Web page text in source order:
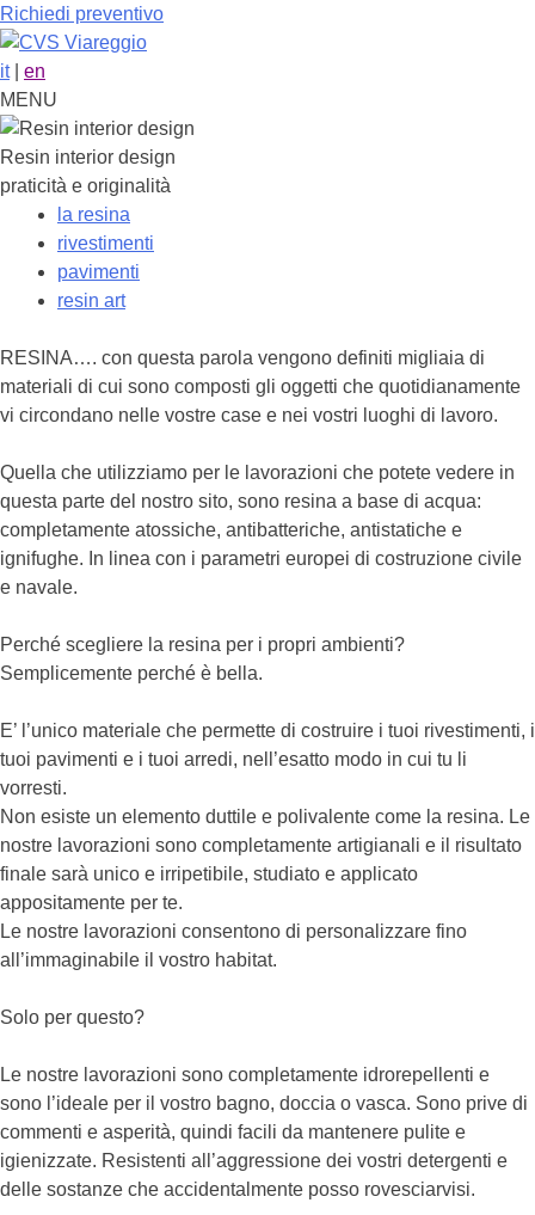
Richiedi preventivo
it| en
MENU
Resin interior design
praticità e originalità
la resina
rivestimenti
pavimenti
resin art
RESINA…. con questa parola vengono definiti migliaia di
materiali di cui sono composti gli oggetti che quotidianamente
vi circondano nelle vostre case e nei vostri luoghi di lavoro.
Quella che utilizziamo per le lavorazioni che potete vedere in
questa parte del nostro sito, sono resina a base di acqua:
completamente atossiche, antibatteriche, antistatiche e
ignifughe. In linea con i parametri europei di costruzione civile
e navale.
Perché scegliere la resina per i propri ambienti?
Semplicemente perché è bella.
E’ l’unico materiale che permette di costruire i tuoi rivestimenti, i
tuoi pavimenti e i tuoi arredi, nell’esatto modo in cui tu li
vorresti.
Non esiste un elemento duttile e polivalente come la resina. Le
nostre lavorazioni sono completamente artigianali e il risultato
finale sarà unico e irripetibile, studiato e applicato
appositamente per te.
Le nostre lavorazioni consentono di personalizzare fino
all’immaginabile il vostro habitat.
Solo per questo?
Le nostre lavorazioni sono completamente idrorepellenti e
sono l’ideale per il vostro bagno, doccia o vasca. Sono prive di
commenti e asperità, quindi facili da mantenere pulite e
igienizzate. Resistenti all’aggressione dei vostri detergenti e
delle sostanze che accidentalmente posso rovesciarvisi.